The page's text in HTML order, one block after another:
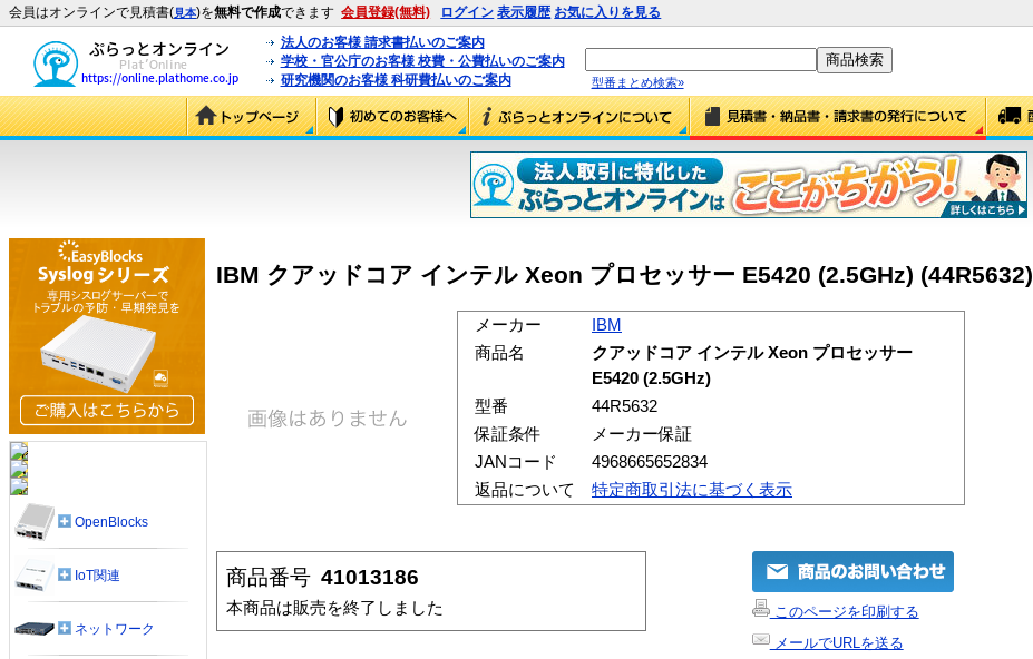
会員はオンラインで見積書(見本)を無料で作成できます 会員登録(無料) ログイン 表示履歴 お気に入りを見る
法人のお客様 請求書払いのご案内
学校・官公庁のお客様 校費・公費払いのご案内
研究機関のお客様 科研費払いのご案内
型番まとめ検索»
IBM クアッドコア インテル Xeon プロセッサー E5420 (2.5GHz) (44R5632)
メーカー
IBM
商品名
クアッドコア インテル Xeon プロセッサー
E5420 (2.5GHz)
型番
44R5632
保証条件
メーカー保証
JANコード
4968665652834
返品について
特定商取引法に基づく表示
商品番号 41013186
本商品は販売を終了しました
このページを印刷する
メールでURLを送る
OpenBlocks
IoT関連
ネットワーク